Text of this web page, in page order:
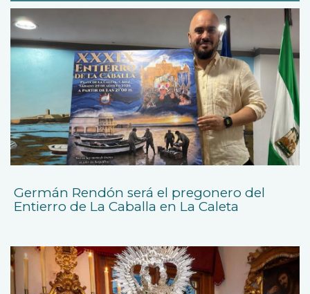
Germán Rendón será el pregonero del
Entierro de La Caballa en La Caleta